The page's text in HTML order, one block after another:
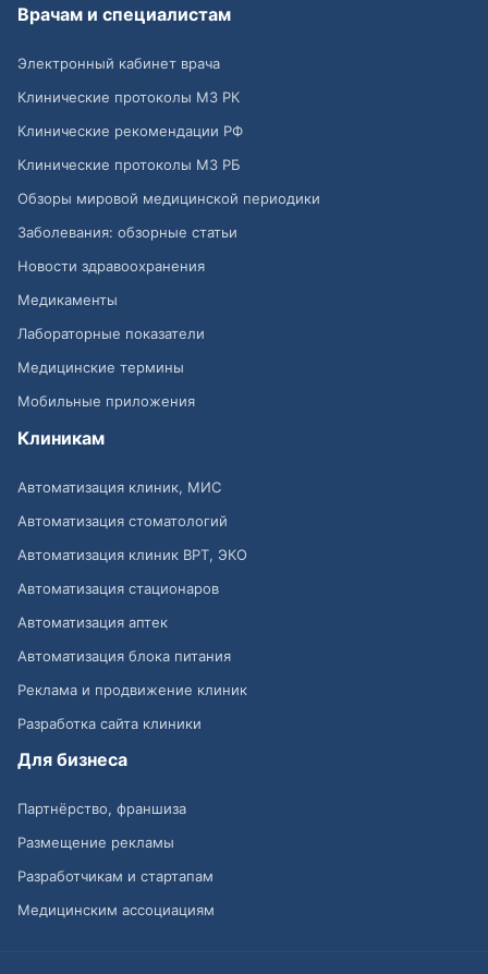
Врачам и специалистам
Электронный кабинет врача
Клинические протоколы МЗ РК
Клинические рекомендации РФ
Клинические протоколы МЗ РБ
Обзоры мировой медицинской периодики
Заболевания: обзорные статьи
Новости здравоохранения
Медикаменты
Лабораторные показатели
Медицинские термины
Мобильные приложения
Клиникам
Автоматизация клиник, МИС
Автоматизация стоматологий
Автоматизация клиник ВРТ, ЭКО
Автоматизация стационаров
Автоматизация аптек
Автоматизация блока питания
Реклама и продвижение клиник
Разработка сайта клиники
Для бизнеса
Партнёрство, франшиза
Размещение рекламы
Разработчикам и стартапам
Медицинским ассоциациям